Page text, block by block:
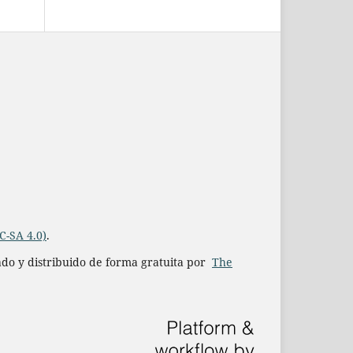
SA 4.0).
y distribuido de forma gratuita por The